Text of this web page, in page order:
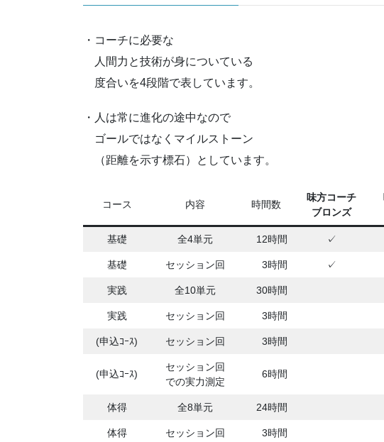
・コーチに必要な
人間力と技術が身についている
度合いを4段階で表しています。
・人は常に進化の途中なので
ゴールではなくマイルストーン
（距離を示す標石）としています。
コース 内容 時間数
味方コーチ
ブロンズ
基礎 全4単元 12時間 ✓
基礎 セッション回 3時間 ✓
実践 全10単元 30時間
実践 セッション回 3時間
(申込ｺｰｽ) セッション回 3時間
(申込ｺｰｽ)
セッション回
での実力測定
6時間
体得 全8単元 24時間
体得 セッション回 3時間